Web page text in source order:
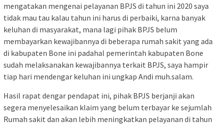
mengatakan mengenai pelayanan BPJS di tahun ini 2020 saya
tidak mau tau kalau tahun ini harus di perbaiki, karna banyak
keluhan di masyarakat, mana lagi pihak BPJS belum
membayarkan kewajibannya di beberapa rumah sakit yang ada
di kabupaten Bone ini padahal pemerintah kabupaten Bone
sudah melaksanakan kewajibannya terkait BPJS, saya hampir
tiap hari mendengar keluhan ini ungkap Andi muh.salam.
Hasil rapat dengar pendapat ini, pihak BPJS berjanji akan
segera menyelesaikan klaim yang belum terbayar ke sejumlah
Rumah sakit dan akan lebih meningkatkan pelayanan di tahun